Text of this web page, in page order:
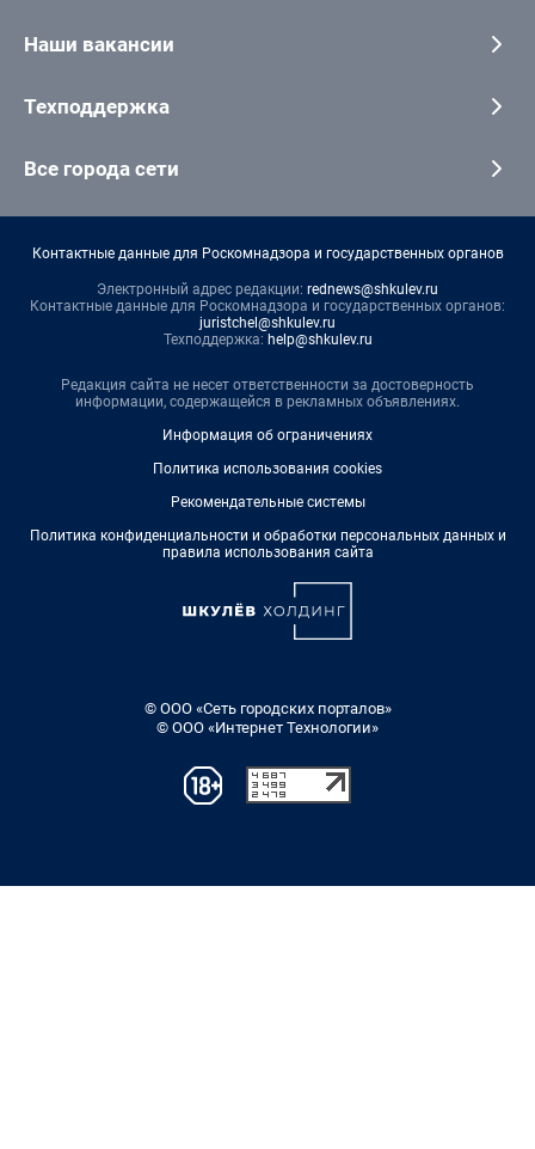
Наши вакансии
Техподдержка
Все города сети
Контактные данные для Роскомнадзора и государственных органов
Электронный адрес редакции: rednews@shkulev.ru
Контактные данные для Роскомнадзора и государственных органов:
juristchel@shkulev.ru
Техподдержка: help@shkulev.ru
Редакция сайта не несет ответственности за достоверность
информации, содержащейся в рекламных объявлениях.
Информация об ограничениях
Политика использования cookies
Рекомендательные системы
Политика конфиденциальности и обработки персональных данных и
правила использования сайта
© ООО «Сеть городских порталов»
© ООО «Интернет Технологии»